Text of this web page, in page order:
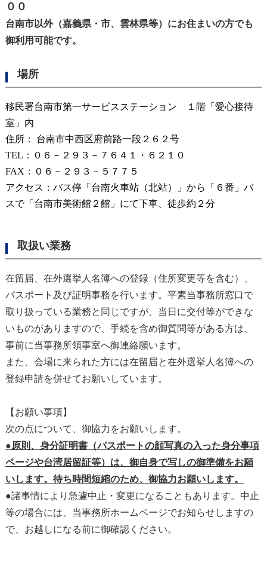
００
台南市以外（嘉義県・市、雲林県等）にお住まいの方でも
御利用可能です。
場所
移民署台南市第一サービスステーション １階「愛心接待
室」内
住所： 台南市中西区府前路一段２６２号
TEL：０６－２９３－７６４１・６２１０
FAX：０６－２９３－５７７５
アクセス： バス停「台南火車站（北站）」から「６番」バ
スで「台南市美術館２館」にて下車、徒歩約２分
取扱い業務
在留届、在外選挙人名簿への登録（住所変更等を含む）、
パスポート及び証明事務を行います。平素当事務所窓口で
取り扱っている業務と同じですが、当日に交付等ができな
いものがありますので、手続を含め御質問等がある方は、
事前に当事務所領事室へ御連絡願います。
また、会場に来られた方には在留届と在外選挙人名簿への
登録申請を併せてお願いしています。
【お願い事項】
次の点について、御協力をお願いします。
●原則、身分証明書（パスポートの顔写真の入った身分事項
ページや台湾居留証等）は、御自身で写しの御準備をお願
いします。待ち時間短縮のため、御協力お願いします。
●諸事情により急遽中止・変更になることもあります。中止
等の場合には、当事務所ホームページでお知らせしますの
で、お越しになる前に御確認ください。